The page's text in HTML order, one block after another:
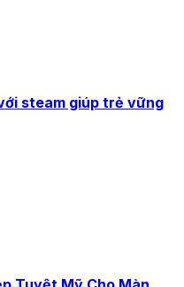
steam giúp trẻ vững